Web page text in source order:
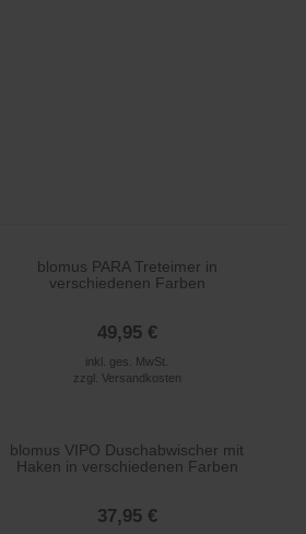
blomus PARA Treteimer in
verschiedenen Farben
49,95 €
inkl. ges. MwSt.
zzgl. Versandkosten
blomus VIPO Duschabwischer mit
Haken in verschiedenen Farben
37,95 €